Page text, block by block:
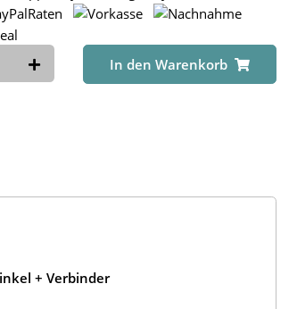
In den Warenkorb
+ Verbinder